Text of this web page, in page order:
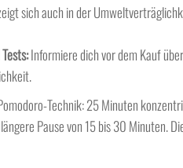
sich auch in der
Informiere dich vor dem Kauf
Technik: 25 Minuten
Pause von 15 bis 30 Minuten.